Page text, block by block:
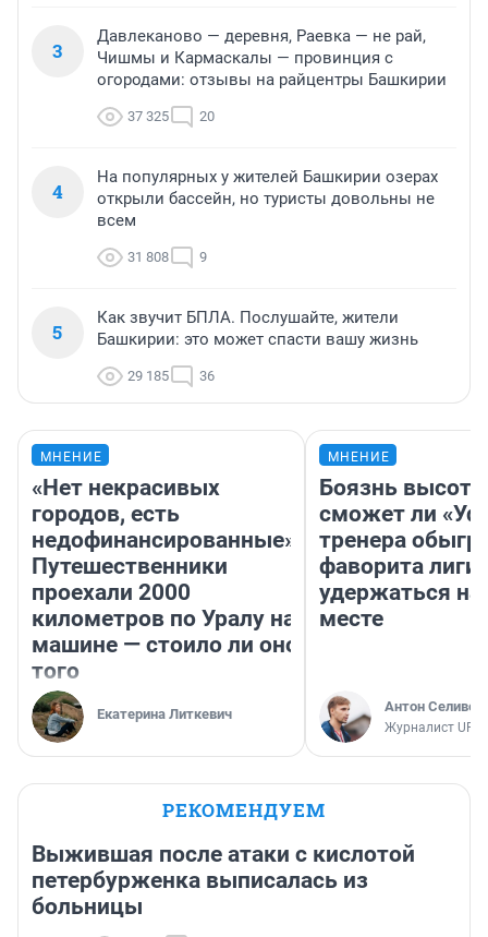
3
Давлеканово — деревня, Раевка — не рай,
Чишмы и Кармаскалы — провинция с
огородами: отзывы на райцентры Башкирии
37 325 20
4
На популярных у жителей Башкирии озерах
открыли бассейн, но туристы довольны не
всем
31 808 9
5
Как звучит БПЛА. Послушайте, жители
Башкирии: это может спасти вашу жизнь
29 185 36
МНЕНИЕ
«Нет некрасивых
городов, есть
недофинансированные».
Путешественники
проехали 2000
километров по Уралу на
машине — стоило ли оно
того
Екатерина Литкевич
МНЕНИЕ
Боязнь
сможет ли
тренера
фаворита лиги
удержаться
месте
Антон
Журналист
РЕКОМЕНДУЕМ
Выжившая после атаки с кислотой
петербурженка выписалась из
больницы